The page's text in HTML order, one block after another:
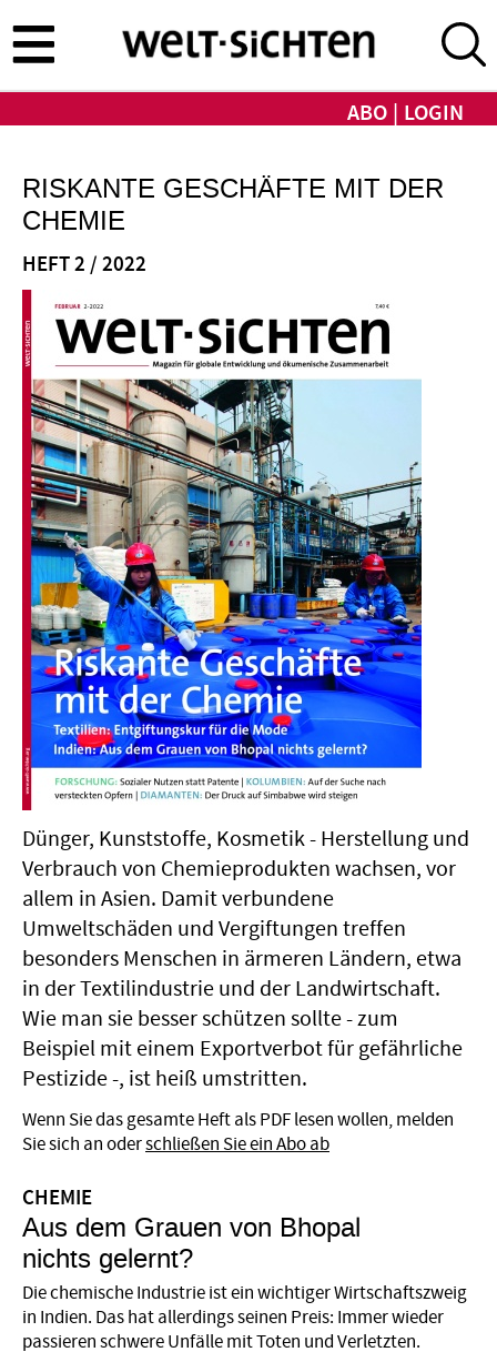
zum
Inhalt
ABO LOGIN
RISKANTE GESCHÄFTE MIT DER
CHEMIE
HEFT 2 / 2022
Dünger, Kunststoffe, Kosmetik - Herstellung und
Verbrauch von Chemieprodukten wachsen, vor
allem in Asien. Damit verbundene
Umweltschäden und Vergiftungen treffen
besonders Menschen in ärmeren Ländern, etwa
in der Textilindustrie und der Landwirtschaft.
Wie man sie besser schützen sollte - zum
Beispiel mit einem Exportverbot für gefährliche
Pestizide -, ist heiß umstritten.
Wenn Sie das gesamte Heft als PDF lesen wollen, melden
Sie sich an oderschließen Sie ein Abo ab
CHEMIE
Aus dem Grauen von Bhopal
nichts gelernt?
Die chemische Industrie ist ein wichtiger Wirtschaftszweig
in Indien. Das hat allerdings seinen Preis: Immer wieder
passieren schwere Unfälle mit Toten und Verletzten.